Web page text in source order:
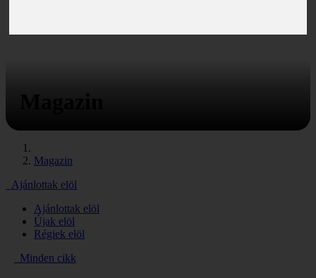
Magazin
Ajánlottak elöl
Ajánlottak elöl
Újak elöl
Régiek elöl
Minden cikk